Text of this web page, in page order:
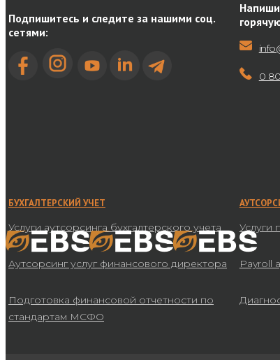
Подпишитесь и следите за нашими соц.
сетями:
0
БУХГАЛТЕРСКИЙ УЧЕТ
Услуги аутсорсинга бухгалтерского учета
Аутсорсинг услуг финансового директора
Подготовка финансовой отчетности по
стандартам МСФО
Услуги
Payroll